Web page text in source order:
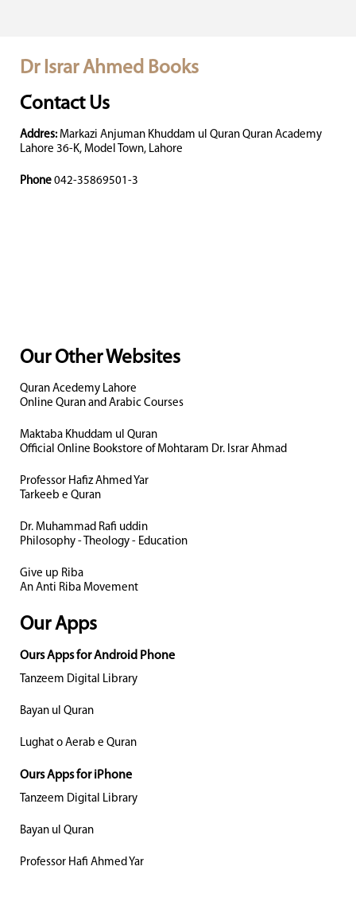
Dr Israr Ahmed Books
Contact Us
Addres: Markazi Anjuman Khuddam ul Quran Quran Academy
Lahore 36-K, Model Town, Lahore
Phone 042-35869501-3
Our Other Websites
Quran Acedemy Lahore
Online Quran and Arabic Courses
Maktaba Khuddam ul Quran
Official Online Bookstore of Mohtaram Dr. Israr Ahmad
Professor Hafiz Ahmed Yar
Tarkeeb e Quran
Dr. Muhammad Rafi uddin
Philosophy - Theology - Education
Give up Riba
An Anti Riba Movement
Our Apps
Ours Apps for Android Phone
Tanzeem Digital Library
Bayan ul Quran
Lughat o Aerab e Quran
Ours Apps for iPhone
Tanzeem Digital Library
Bayan ul Quran
Professor Hafi Ahmed Yar